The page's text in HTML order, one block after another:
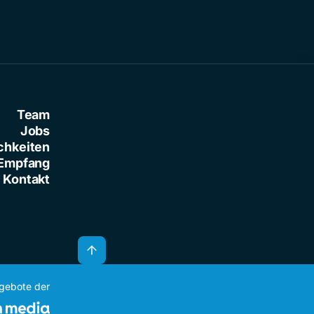
Team
Jobs
Kontakt
der